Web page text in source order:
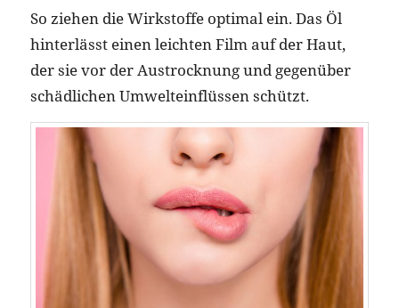
So ziehen die Wirkstoffe optimal ein. Das Öl
hinterlässt einen leichten Film auf der Haut,
der sie vor der Austrocknung und gegenüber
schädlichen Umwelteinflüssen schützt.